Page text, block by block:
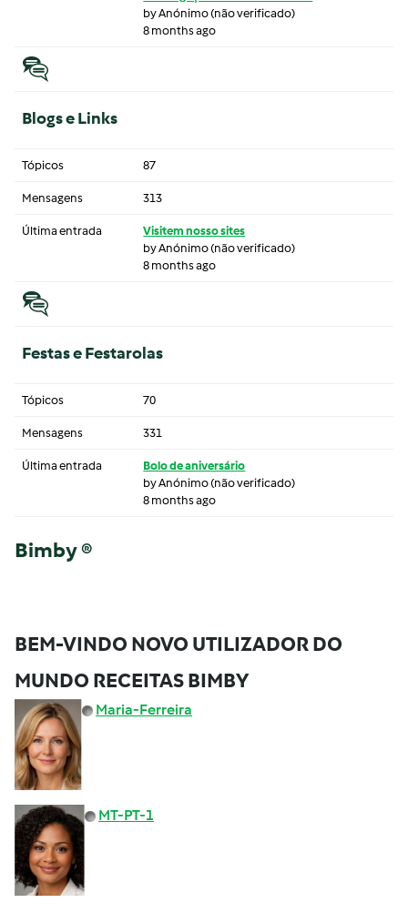
byAnónimo (não verificado)
8 months ago
Blogs e Links
Tópicos 87
Mensagens 313
Última entrada
Visitem nosso sites
byAnónimo (não verificado)
8 months ago
Festas e Festarolas
Tópicos 70
Mensagens 331
Última entrada
Bolo de aniversário
byAnónimo (não verificado)
8 months ago
Bimby ®
BEM-VINDO NOVO UTILIZADOR DO
MUNDO RECEITAS BIMBY
Maria-Ferreira
MT-PT-1